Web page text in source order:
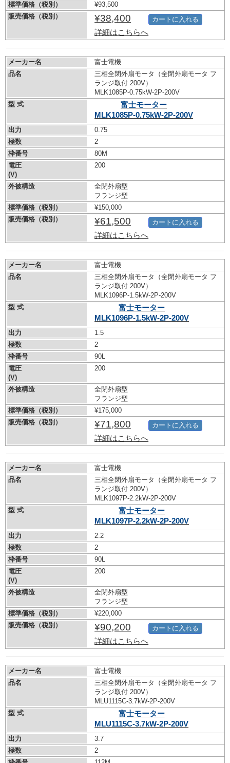
標準価格（税別）
¥93,500
販売価格（税別）
¥38,400
詳細はこちらへ
カートに入れる
メーカー名
富士電機
品名
三相全閉外扇モータ（全閉外扇モータ フ
ランジ取付 200V）
MLK1085P-0.75kW-2P-200V
型 式
富士モーター
MLK1085P-0.75kW-2P-200V
出力
0.75
極数
2
枠番号
80M
電圧
(V)
200
外被構造
全閉外扇型
フランジ型
標準価格（税別）
¥150,000
販売価格（税別）
¥61,500
詳細はこちらへ
カートに入れる
メーカー名
富士電機
品名
三相全閉外扇モータ（全閉外扇モータ フ
ランジ取付 200V）
MLK1096P-1.5kW-2P-200V
型 式
富士モーター
MLK1096P-1.5kW-2P-200V
出力
1.5
極数
2
枠番号
90L
電圧
(V)
200
外被構造
全閉外扇型
フランジ型
標準価格（税別）
¥175,000
販売価格（税別）
¥71,800
詳細はこちらへ
カートに入れる
メーカー名
富士電機
品名
三相全閉外扇モータ（全閉外扇モータ フ
ランジ取付 200V）
MLK1097P-2.2kW-2P-200V
型 式
富士モーター
MLK1097P-2.2kW-2P-200V
出力
2.2
極数
2
枠番号
90L
電圧
(V)
200
外被構造
全閉外扇型
フランジ型
標準価格（税別）
¥220,000
販売価格（税別）
¥90,200
詳細はこちらへ
カートに入れる
メーカー名
富士電機
品名
三相全閉外扇モータ（全閉外扇モータ フ
ランジ取付 200V）
MLU1115C-3.7kW-2P-200V
型 式
富士モーター
MLU1115C-3.7kW-2P-200V
出力
3.7
極数
2